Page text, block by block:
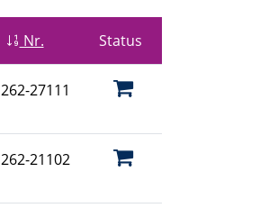
Nr. Status
262-27111
262-21102